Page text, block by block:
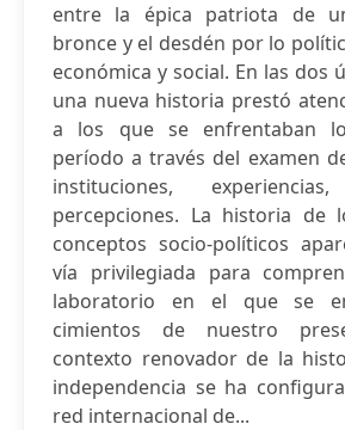
entre la épica patriota de
bronce y el desdén por lo
económica y social. En las dos
una nueva historia prestó
a los que se enfrentaban
período a través del examen
instituciones,
percepciones. La historia de
conceptos socio-políticos
vía privilegiada para
laboratorio en el que se
cimientos de nuestro
contexto renovador de la
independencia se ha
red internacional de...